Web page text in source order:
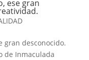
ese gran
gran desconocido.
de Inmaculada